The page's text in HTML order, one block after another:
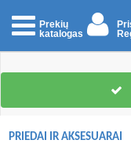
Prekių
katalogas
PRIEDAI IR AKSESUARAI